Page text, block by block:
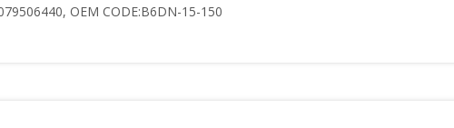
OEM CODE:B6DN-15-150